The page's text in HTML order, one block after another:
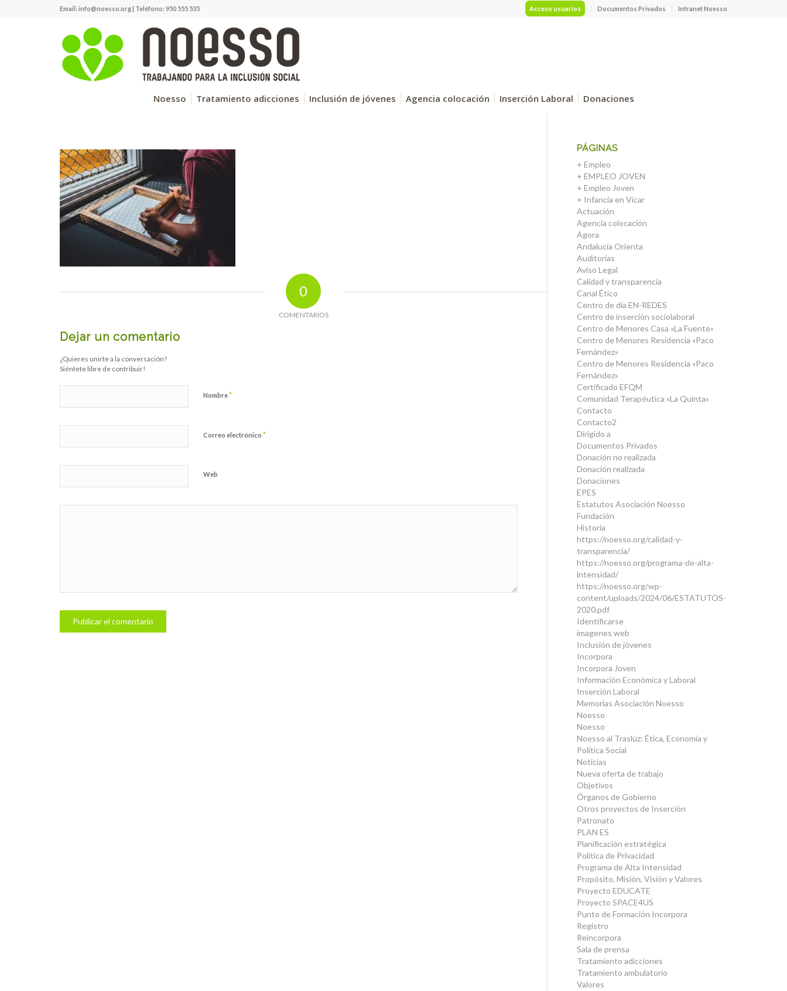
Acceso usuarios Documentos Privados Intranet Noesso
Email: info@noesso.org| Teléfono: 950 555 535
Noesso Tratamiento adicciones Inclusión de jóvenes Agencia colocación Inserción Laboral Donaciones
0
COMENTARIOS
Dejar un comentario
¿Quieres unirte a la conversación?
Siéntete libre de contribuir!
Nombre*
Correo electrónico *
Web
PÁGINAS
+ Empleo
+ EMPLEO JOVEN
+ Empleo Joven
+ Infancia en Vícar
Actuación
Agencia colocación
Ágora
Andalucía Orienta
Auditorías
Aviso Legal
Calidad y transparencia
Canal Ético
Centro de día EN-REDES
Centro de inserción sociolaboral
Centro de Menores Casa «La Fuente»
Centro de Menores Residencia «Paco
Fernández»
Centro de Menores Residencia «Paco
Fernández»
Certificado EFQM
Comunidad Terapéutica «La Quinta»
Contacto
Contacto2
Dirigido a
Documentos Privados
Donación no realizada
Donación realizada
Donaciones
EPES
Estatutos Asociación Noesso
Fundación
Historia
https://noesso.org/calidad-y-
transparencia/
https://noesso.org/programa-de-alta-
intensidad/
https://noesso.org/wp-
content/uploads/2024/06/ESTATUTOS-
2020.pdf
Identificarse
imagenes web
Inclusión de jóvenes
Incorpora
Incorpora Joven
Información Económica y Laboral
Inserción Laboral
Memorias Asociación Noesso
Noesso
Noesso
Noesso al Traslúz: Ética, Economía y
Política Social
Noticias
Nueva oferta de trabajo
Objetivos
Órganos de Gobierno
Otros proyectos de Inserción
Patronato
PLAN ES
Planificación estratégica
Política de Privacidad
Programa de Alta Intensidad
Propósito, Misión, Visión y Valores
Proyecto EDUCATE
Proyecto SPACE4US
Punto de Formación Incorpora
Registro
Reincorpora
Sala de prensa
Tratamiento adicciones
Tratamiento ambulatorio
Valores